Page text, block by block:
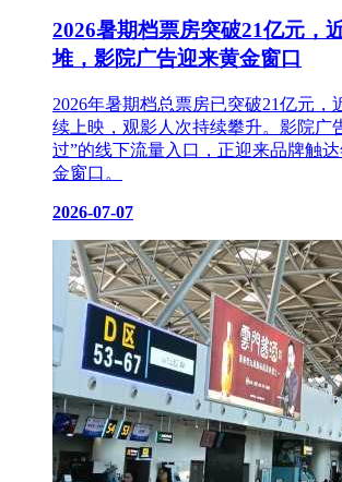
2026暑期档票房突破21亿元，
堆，影院广告迎来黄金窗口
2026年暑期档总票房已突破21亿元，
续上映，观影人次持续攀升。影院广
过”的线下流量入口，正迎来品牌触
金窗口。
2026-07-07